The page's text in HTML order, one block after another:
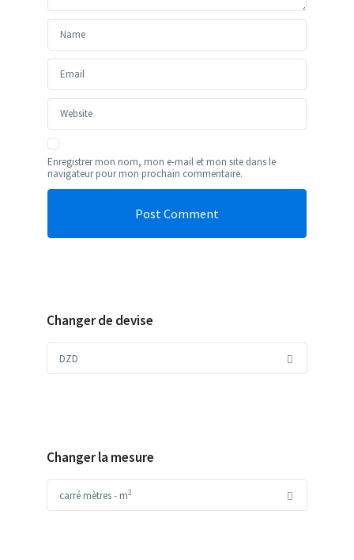
Enregistrer mon nom, mon e-mail et mon site dans le
navigateur pour mon prochain commentaire.
Changer de devise
DZD
Changer la mesure
carré mètres - m2